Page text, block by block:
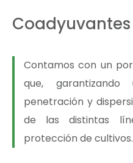
Coadyuvantes
Contamos con un
que, garantizando
penetración y
de las distintas
protección de cultivos.